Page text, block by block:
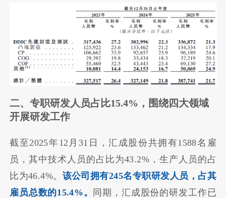
二、专职研发人员占比15.4%，围绕四大领域
开展研发工作
截至2025年12月31日，汇成股份共拥有1588名雇
员，其中技术人员的占比为43.2%，生产人员的占
比为46.4%。 该公司拥有245名专职研发人员，占其
雇员总数的15.4%。
同期，汇成股份的研发工作已